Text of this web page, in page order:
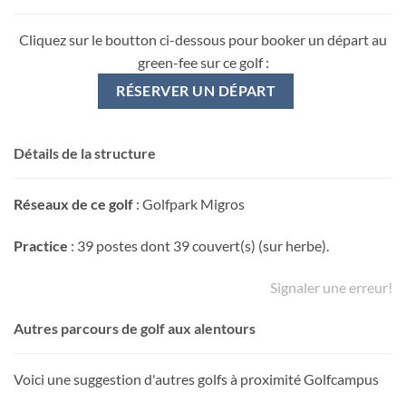
Cliquez sur le boutton ci-dessous pour booker un départ au
green-fee sur ce golf :
RÉSERVER UN DÉPART
Détails de la structure
Réseaux de ce golf : Golfpark Migros
Practice : 39 postes dont 39 couvert(s) (sur herbe).
Signaler une erreur!
Autres parcours de golf aux alentours
Voici une suggestion d'autres golfs à proximité Golfcampus